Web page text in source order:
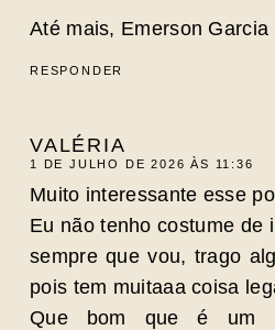
Até mais, Emerson Garcia
RESPONDER
VALÉRIA
1 DE JULHO DE 2026 ÀS 11:36
Muito interessante esse
Eu não tenho costume de
sempre que vou, trago
pois tem muitaaa coisa
Que bom que é um